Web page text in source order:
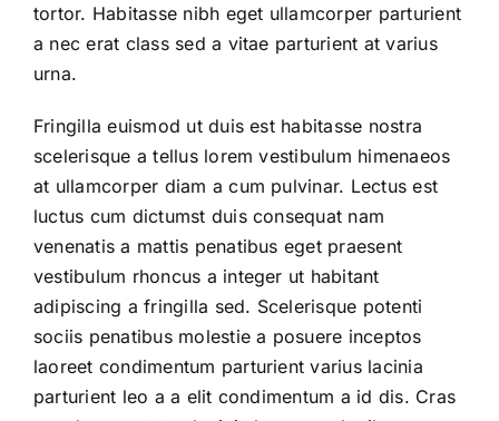
tortor. Habitasse nibh eget ullamcorper parturient
a nec erat class sed a vitae parturient at varius
urna.
Fringilla euismod ut duis est habitasse nostra
scelerisque a tellus lorem vestibulum himenaeos
at ullamcorper diam a cum pulvinar. Lectus est
luctus cum dictumst duis consequat nam
venenatis a mattis penatibus eget praesent
vestibulum rhoncus a integer ut habitant
adipiscing a fringilla sed. Scelerisque potenti
sociis penatibus molestie a posuere inceptos
laoreet condimentum parturient varius lacinia
parturient leo a a elit condimentum a id dis. Cras